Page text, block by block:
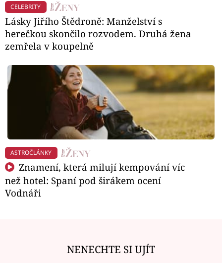
CELEBRITY
Lásky Jiřího Štědroně: Manželství s
herečkou skončilo rozvodem. Druhá žena
zemřela v koupelně
ASTROČLÁNKY
Znamení, která milují kempování víc
než hotel: Spaní pod širákem ocení
Vodnáři
NENECHTE SI UJÍT